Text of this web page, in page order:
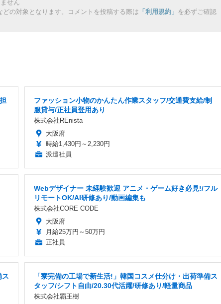
せん
の対象となります。コメントを投稿する際は 「利用規約」 を必ずご確認
ファッション小物のかんたん作業スタッフ/交通費支給/制
服貸与/正社員登用あり
株式会社REnista
大阪府
時給1,430円～2,230円
派遣社員
Webデザイナー 未経験歓迎 アニメ・ゲーム好き必見!/フル
リモートOK/AI研修あり/動画編集も
株式会社CORE CODE
大阪府
月給25万円～50万円
正社員
ス
「寮完備の工場で新生活!」韓国コスメ仕分け・出荷準備ス
タッフ/シフト自由/20.30代活躍/研修あり/軽量商品
株式会社覇王樹